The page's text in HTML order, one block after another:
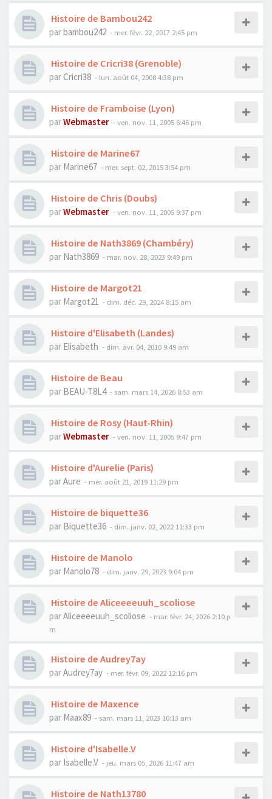
Histoire de Bambou242
parbambou242 - mer. févr. 22, 2017 2:45 pm
Histoire de Cricri38 (Grenoble)
par Cricri38 - lun. août 04, 2008 4:38 pm
Histoire de Framboise (Lyon)
parWebmaster - ven. nov. 11, 2005 6:46 pm
Histoire de Marine67
par Marine67 - mer. sept. 02, 2015 3:54 pm
Histoire de Chris (Doubs)
parWebmaster - ven. nov. 11, 2005 9:37 pm
Histoire de Nath3869 (Chambéry)
par Nath3869 - mar. nov. 28, 2023 9:49 pm
Histoire de Margot21
par Margot21 - dim. déc. 29, 2024 8:15 am
Histoire d'Elisabeth (Landes)
par Elisabeth - dim. avr. 04, 2010 9:49 am
Histoire de Beau
par BEAU-T8L4 - sam. mars 14, 2026 8:53 am
Histoire de Rosy (Haut-Rhin)
parWebmaster - ven. nov. 11, 2005 9:47 pm
Histoire d'Aurelie (Paris)
parAure - mer. août 21, 2019 11:29 pm
Histoire de biquette36
par Biquette36 - dim. janv. 02, 2022 11:33 pm
Histoire de Manolo
par Manolo78 - dim. janv. 29, 2023 9:04 pm
Histoire de Aliceeeeuuh_scoliose
parAliceeeeuuh_scoliose - mar. févr. 24, 2026 2:10 p
m
Histoire de Audrey7ay
parAudrey7ay - mer. févr. 09, 2022 12:16 pm
Histoire de Maxence
par Maax89 - sam. mars 11, 2023 10:13 am
Histoire d'Isabelle.V
par Isabelle.V - jeu. mars 05, 2026 11:47 am
Histoire de Nath13780